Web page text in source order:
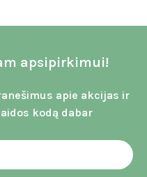
apsipirkimui!
apie akcijas ir
kodą dabar